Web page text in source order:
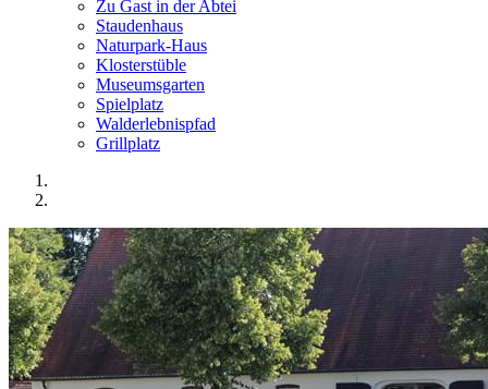
Zu Gast in der Abtei
Staudenhaus
Naturpark-Haus
Klosterstüble
Museumsgarten
Spielplatz
Walderlebnispfad
Grillplatz